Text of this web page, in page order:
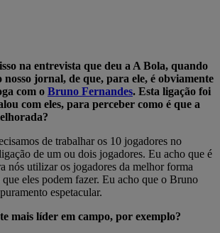
na entrevista que deu a A Bola, quando
jornal, de que, para ele, é obviamente
com o Bruno Fernandes. Esta ligação foi
com eles, para perceber como é que a
de trabalhar os 10 jogadores no
de um ou dois jogadores. Eu acho que é
nós utilizar os jogadores da melhor forma
eles podem fazer. Eu acho que o Bruno
espetacular.
mais líder em campo, por exemplo?